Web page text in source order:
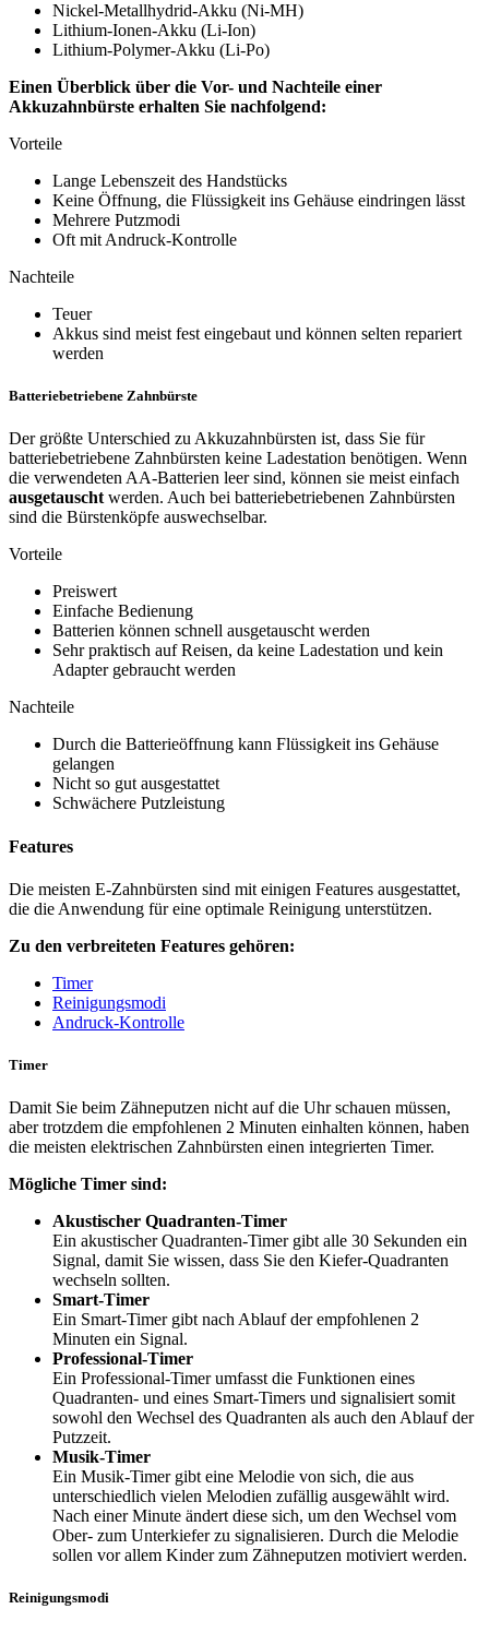
Nickel-Metallhydrid-Akku (Ni-MH)
Lithium-Ionen-Akku (Li-Ion)
Lithium-Polymer-Akku (Li-Po)
Einen Überblick über die Vor- und Nachteile einer
Akkuzahnbürste erhalten Sie nachfolgend:
Vorteile
Lange Lebenszeit des Handstücks
Keine Öffnung, die Flüssigkeit ins Gehäuse eindringen lässt
Mehrere Putzmodi
Oft mit Andruck-Kontrolle
Nachteile
Teuer
Akkus sind meist fest eingebaut und können selten repariert
werden
Batteriebetriebene Zahnbürste
Der größte Unterschied zu Akkuzahnbürsten ist, dass Sie für
batteriebetriebene Zahnbürsten keine Ladestation benötigen. Wenn
die verwendeten AA-Batterien leer sind, können sie meist einfach
ausgetauschtwerden. Auch bei batteriebetriebenen Zahnbürsten
sind die Bürstenköpfe auswechselbar.
Vorteile
Preiswert
Einfache Bedienung
Batterien können schnell ausgetauscht werden
Sehr praktisch auf Reisen, da keine Ladestation und kein
Adapter gebraucht werden
Nachteile
Durch die Batterieöffnung kann Flüssigkeit ins Gehäuse
gelangen
Nicht so gut ausgestattet
Schwächere Putzleistung
Features
Die meisten E-Zahnbürsten sind mit einigen Features ausgestattet,
die die Anwendung für eine optimale Reinigung unterstützen.
Zu den verbreiteten Features gehören:
Timer
Reinigungsmodi
Andruck-Kontrolle
Timer
Damit Sie beim Zähneputzen nicht auf die Uhr schauen müssen,
aber trotzdem die empfohlenen 2 Minuten einhalten können, haben
die meisten elektrischen Zahnbürsten einen integrierten Timer.
Mögliche Timer sind:
Akustischer Quadranten-Timer
Ein akustischer Quadranten-Timer gibt alle 30 Sekunden ein
Signal, damit Sie wissen, dass Sie den Kiefer-Quadranten
wechseln sollten.
Smart-Timer
Ein Smart-Timer gibt nach Ablauf der empfohlenen 2
Minuten ein Signal.
Professional-Timer
Ein Professional-Timer umfasst die Funktionen eines
Quadranten- und eines Smart-Timers und signalisiert somit
sowohl den Wechsel des Quadranten als auch den Ablauf der
Putzzeit.
Musik-Timer
Ein Musik-Timer gibt eine Melodie von sich, die aus
unterschiedlich vielen Melodien zufällig ausgewählt wird.
Nach einer Minute ändert diese sich, um den Wechsel vom
Ober- zum Unterkiefer zu signalisieren. Durch die Melodie
sollen vor allem Kinder zum Zähneputzen motiviert werden.
Reinigungsmodi